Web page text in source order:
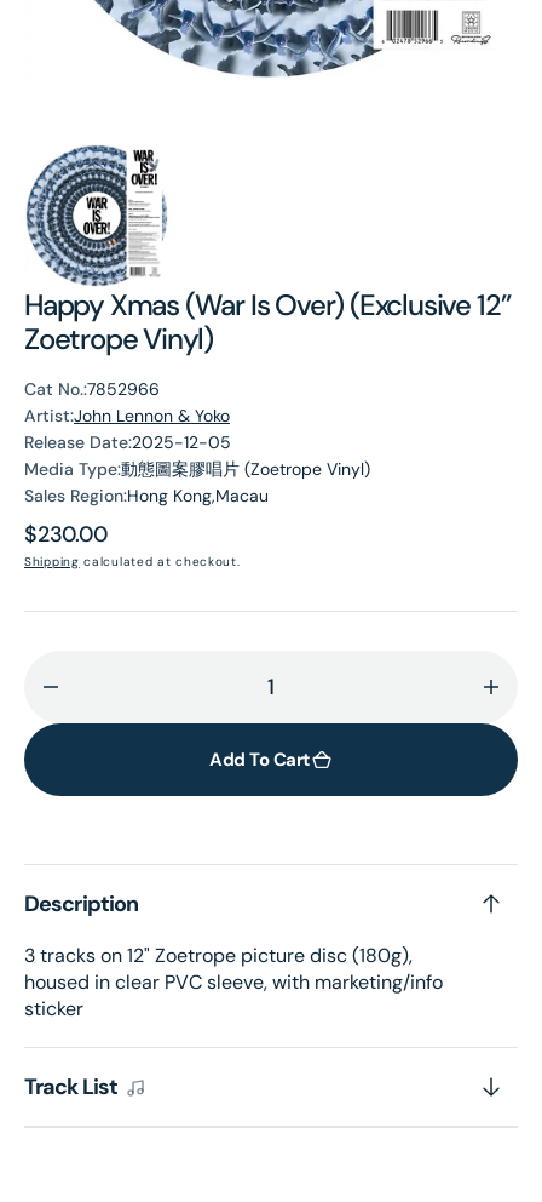
Happy Xmas (War Is Over) (Exclusive 12”
Zoetrope Vinyl)
Cat No.:7852966
Artist:John Lennon & Yoko
Release Date:2025-12-05
Media Type:動態圖案膠唱片 (Zoetrope Vinyl)
Sales Region:Hong Kong,Macau
Regular
price
$230.00
Shipping calculated at checkout.
quantity
Happy
Is
Over)
12”
Zoetrope
Vinyl)
for
Is
Add To Cart
Description
3 tracks on 12" Zoetrope picture disc (180g),
housed in clear PVC sleeve, with marketing/info
sticker
Track List